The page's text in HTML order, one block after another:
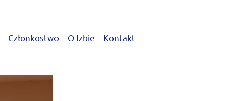
Członkostwo O Izbie Kontakt